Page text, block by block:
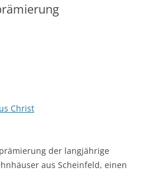
Christ
der langjährige
aus Scheinfeld, einen